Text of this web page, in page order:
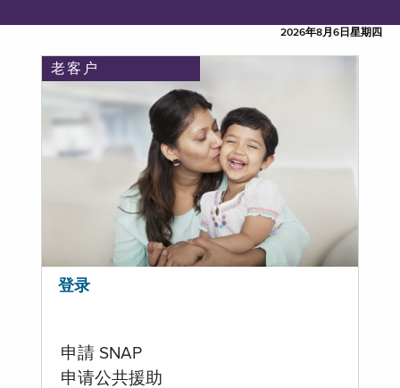
2026年8月6日星期四
老客户
登录
申請 SNAP
申请公共援助